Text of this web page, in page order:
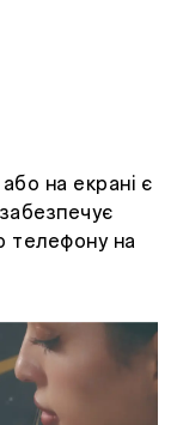
на екрані є
телефону на